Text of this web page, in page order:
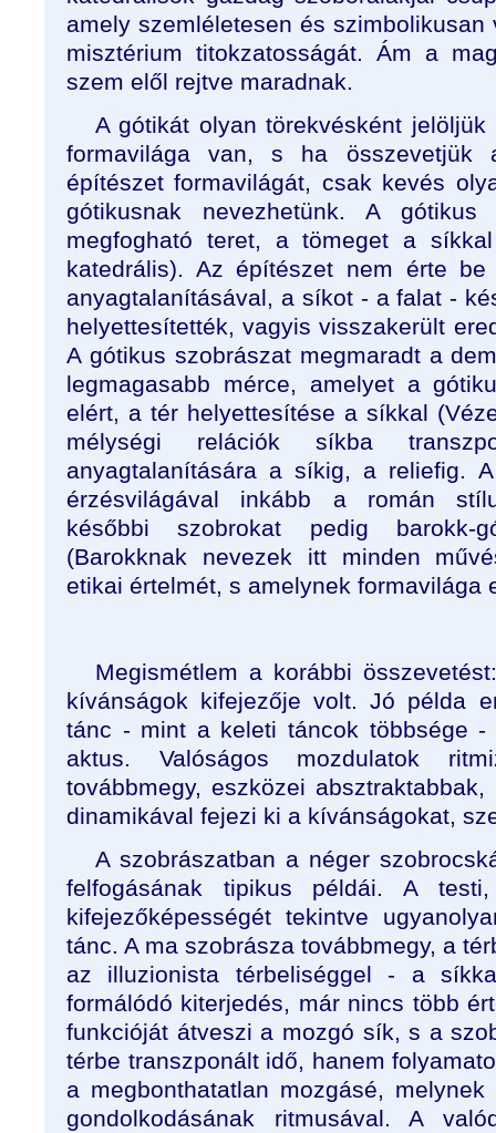
amely szemléletesen és
misztérium titokzatosságát. Ám a
szem elől rejtve maradnak.
A gótikát olyan törekvésként
formavilága van, s ha összevetjük
építészet formavilágát, csak kevés
gótikusnak nevezhetünk. A
megfogható teret, a tömeget a
katedrális). Az építészet nem érte
anyagtalanításával, a síkot - a falat -
helyettesítették, vagyis visszakerült
A gótikus szobrászat megmaradt a
legmagasabb mérce, amelyet a
elért, a tér helyettesítése a síkkal
mélységi relációk síkba
anyagtalanítására a síkig, a reliefig.
érzésvilágával inkább a román
későbbi szobrokat pedig barokk-
(Barokknak nevezek itt minden
etikai értelmét, s amelynek formavilága
Megismétlem a korábbi
kívánságok kifejezője volt. Jó példa
tánc - mint a keleti táncok többsége -
aktus. Valóságos mozdulatok
továbbmegy, eszközei
dinamikával fejezi ki a kívánságokat,
A szobrászatban a néger
felfogásának tipikus példái. A
kifejezőképességét tekintve
tánc. A ma szobrásza továbbmegy, a
az illuzionista térbeliséggel - a
formálódó kiterjedés, már nincs több
funkcióját átveszi a mozgó sík, s a
térbe transzponált idő, hanem
a megbonthatatlan mozgásé,
gondolkodásának ritmusával. A